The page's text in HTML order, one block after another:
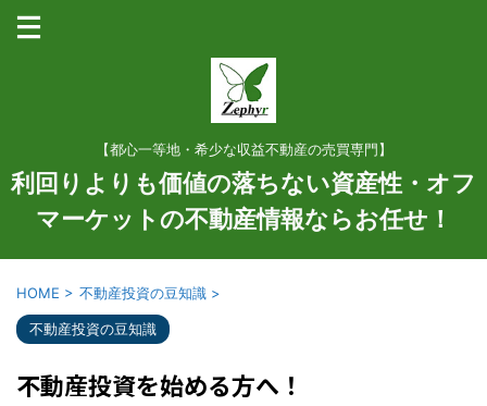
【都心一等地・希少な収益不動産の売買専門】
利回りよりも価値の落ちない資産性・オフ
マーケットの不動産情報ならお任せ！
HOME > 不動産投資の豆知識 >
不動産投資の豆知識
不動産投資を始める方へ！